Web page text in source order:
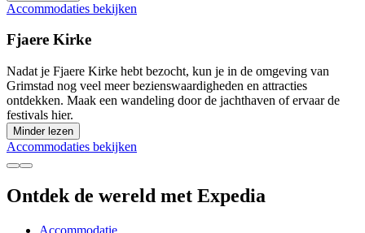
Accommodaties bekijken
Fjaere Kirke
Nadat je Fjaere Kirke hebt bezocht, kun je in de omgeving van
Grimstad nog veel meer bezienswaardigheden en attracties
ontdekken. Maak een wandeling door de jachthaven of ervaar de
festivals hier.
Minder lezen
Accommodaties bekijken
Ontdek de wereld met Expedia
Accommodatie